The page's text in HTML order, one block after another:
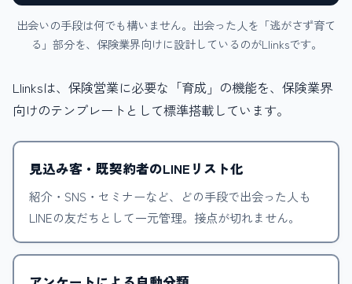
出会いの手段は何でも構いません。出会った人を「逃がさず育て
る」部分を、保険業界向けに設計しているのがLlinksです。
Llinksは、保険営業に必要な「育成」の機能を、保険業界
向けのテンプレートとして標準搭載しています。
見込み客・既契約者のLINEリスト化
紹介・SNS・セミナーなど、どの手段で出会った人も
LINEの友だちとして一元管理。接点が切れません。